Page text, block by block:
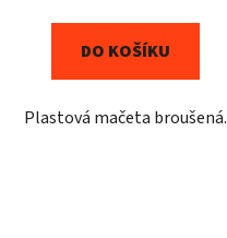
DO KOŠÍKU
Plastová mačeta broušená.